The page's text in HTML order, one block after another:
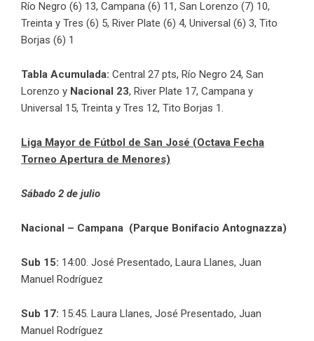
Río Negro (6) 13, Campana (6) 11, San Lorenzo (7) 10,
Treinta y Tres (6) 5, River Plate (6) 4, Universal (6) 3, Tito
Borjas (6) 1
Tabla Acumulada: Central 27 pts, Río Negro 24, San
Lorenzo y Nacional 23, River Plate 17, Campana y
Universal 15, Treinta y Tres 12, Tito Borjas 1.
Liga Mayor de Fútbol de San José (Octava Fecha
Torneo Apertura de Menores)
Sábado 2 de julio
Nacional – Campana (Parque Bonifacio Antognazza)
Sub 15: 14:00. José Presentado, Laura Llanes, Juan
Manuel Rodríguez
Sub 17: 15:45. Laura Llanes, José Presentado, Juan
Manuel Rodríguez